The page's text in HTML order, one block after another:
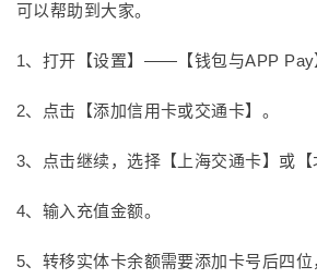
可以帮助到大家。
1、打开【设置】——【钱包与APP Pay
2、点击【添加信用卡或交通卡】。
3、点击继续，选择【上海交通卡】或【
4、输入充值金额。
5、转移实体卡余额需要添加卡号后四